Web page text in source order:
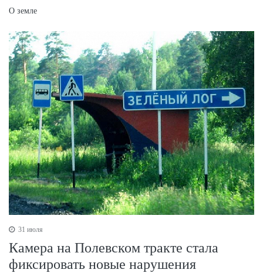
О земле
31 июля
Камера на Полевском тракте стала
фиксировать новые нарушения